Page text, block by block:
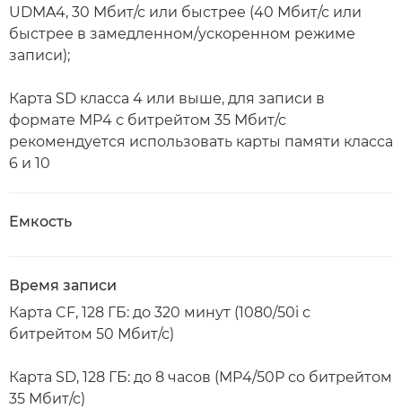
UDMA4, 30 Мбит/с или быстрее (40 Мбит/с или
быстрее в замедленном/ускоренном режиме
записи);
Карта SD класса 4 или выше, для записи в
формате MP4 с битрейтом 35 Мбит/с
рекомендуется использовать карты памяти класса
6 и 10
Емкость
Время записи
Карта CF, 128 ГБ: до 320 минут (1080/50i с
битрейтом 50 Мбит/с)
Карта SD, 128 ГБ: до 8 часов (MP4/50P со битрейтом
35 Мбит/с)